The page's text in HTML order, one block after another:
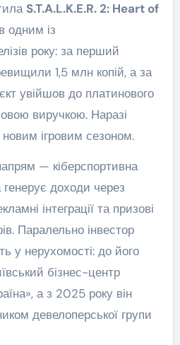
S.T.A.L.K.E.R. 2: Heart of
одним із
року: за перший
1,5 млн копій, а за
увійшов до платинового
виручкою. Наразі
ігровим сезоном.
— кіберспортивна
генерує доходи через
інтеграції та призові
Паралельно інвестор
у нерухомості: до його
бізнес-центр
а з 2025 року він
девелоперської групи